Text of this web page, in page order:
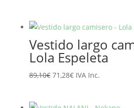
era:
65,95€.
es:
52,76€.
Vestido largo
Lola Espeleta
89,10€ El
71,28€ElIVA Inc.